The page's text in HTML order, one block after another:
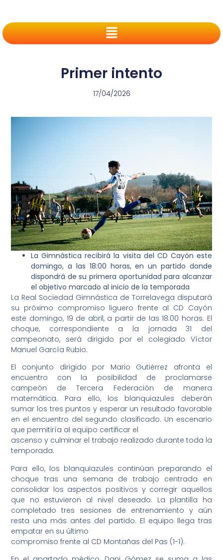
Primer intento
17/04/2026
La Gimnástica recibirá la visita del CD Cayón este
domingo, a las 18:00 horas, en un partido donde
dispondrá de su primera oportunidad para alcanzar
el objetivo marcado al inicio de la temporada
La Real Sociedad Gimnástica de Torrelavega disputará
su próximo compromiso liguero frente al CD Cayón
este domingo, 19 de abril, a partir de las 18:00 horas. El
choque, correspondiente a la jornada 31 del
campeonato, será dirigido por el colegiado Víctor
Manuel García Rubio.
El conjunto dirigido por Mario Gutiérrez afronta el
encuentro con la posibilidad de proclamarse
campeón de Tercera Federación de manera
matemática. Para ello, los blanquiazules deberán
sumar los tres puntos y esperar un resultado favorable
en el encuentro del segundo clasificado. Un escenario
que permitiría al equipo certificar el
ascenso y culminar el trabajo realizado durante toda la
temporada.
Para ello, los blanquiazules continúan preparando el
choque tras una semana de trabajo centrada en
consolidar los aspectos positivos y corregir aquellos
que no estuvieron al nivel deseado. La plantilla ha
completado tres sesiones de entrenamiento y aún
resta una más antes del partido. El equipo llega tras
empatar en su último
compromiso frente al CD Montañas del Pas (1-1).